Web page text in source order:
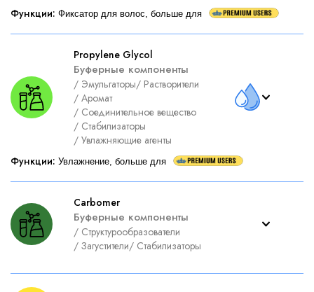
Функции: Фиксатор для волос, больше для
Propylene Glycol
Буферные компоненты
/ Эмульгаторы/ Растворители
/ Аромат
/ Соединительное вещество
/ Стабилизаторы
/ Увлажняющие агенты
Функции: Увлажнение, больше для
Carbomer
Буферные компоненты
/ Структурообразователи
/ Загустители/ Стабилизаторы